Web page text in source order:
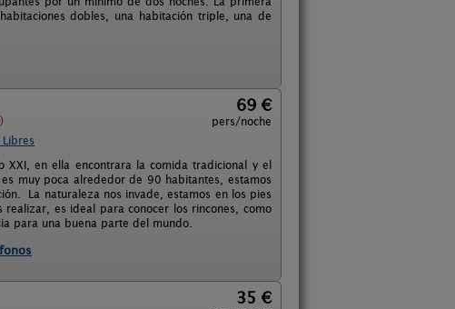
dobles, una habitación triple, una de
69 €
pers/noche
Libres
en ella encontrara la comida tradicional y el
muy poca alrededor de 90 habitantes, estamos
La naturaleza nos invade, estamos en los pies
es ideal para conocer los rincones, como
para una buena parte del mundo.
35 €